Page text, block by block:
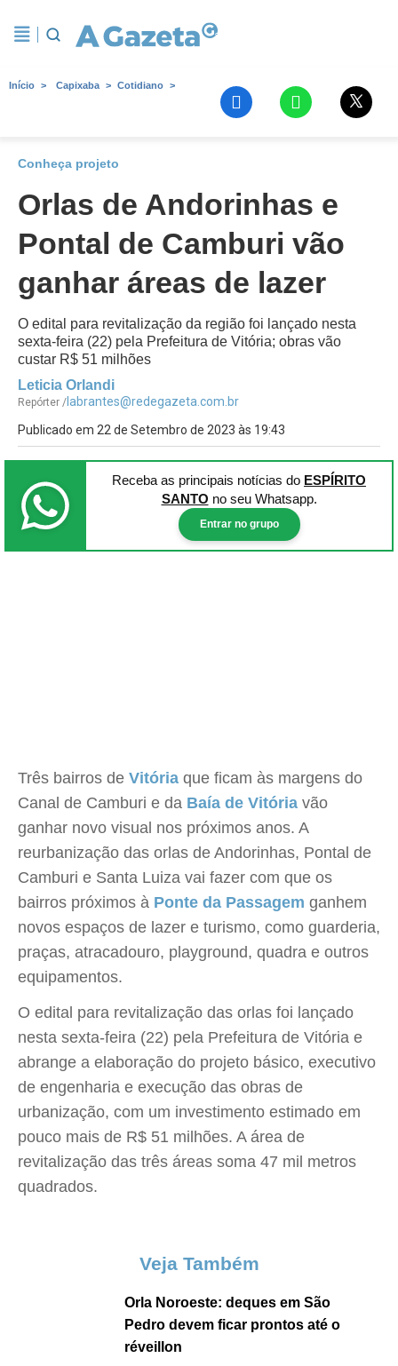
Início Capixaba Cotidiano
Conheça projeto
Orlas de Andorinhas e
Pontal de Camburi vão
ganhar áreas de lazer
O edital para revitalização da região foi lançado nesta
sexta-feira (22) pela Prefeitura de Vitória; obras vão
custar R$ 51 milhões
Leticia Orlandi
Repórter / labrantes@redegazeta.com.br
Publicado em 22 de Setembro de 2023 às 19:43
Receba as principais notícias do ESPÍRITO
SANTO no seu Whatsapp.
Entrar no grupo
Três bairros de Vitória que ficam às margens do
Canal de Camburi e da Baía de Vitória vão
ganhar novo visual nos próximos anos. A
reurbanização das orlas de Andorinhas, Pontal de
Camburi e Santa Luiza vai fazer com que os
bairros próximos à Ponte da Passagem ganhem
novos espaços de lazer e turismo, como guarderia,
praças, atracadouro, playground, quadra e outros
equipamentos.
O edital para revitalização das orlas foi lançado
nesta sexta-feira (22) pela Prefeitura de Vitória e
abrange a elaboração do projeto básico, executivo
de engenharia e execução das obras de
urbanização, com um investimento estimado em
pouco mais de R$ 51 milhões. A área de
revitalização das três áreas soma 47 mil metros
quadrados.
Veja Também
Orla Noroeste: deques em São
Pedro devem ficar prontos até o
réveillon